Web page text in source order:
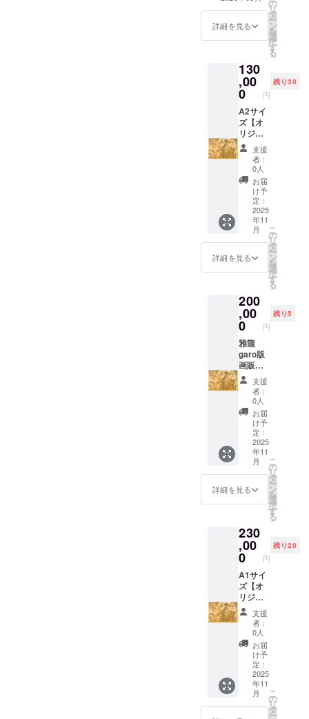
時間程
度） ・
話、も
のづく
りの相
談など
自由に
交流 ・
あなた
だけの
直筆ミ
ニ作品
or 名入
れアー
トグッ
ズをそ
の場で
プレゼ
ント ・
記念撮
OK（希
望者の
み） ・
家族や
仲間と
の参加
も
OK（最
大3名ま
で） ※
ご負担
いただ
く費用
につい
て ・交
通費：
支援者
様ご自
費(公共
交通機
関）を
ご負担
いただ
きま
す。 ・
お食事
代：当
日同席
される
お食事
（ラン
チまた
はカ
フェ
等）の
展開を応援いた
だける企業・個
人さま向けの特
パリ（ルーブル
美術館）や ドバ
イなど、世界へ
日本のアートを
届ける活動資金
として活用いた
します。 特典内
容： ・ルーブル
美術館（パリ）
およびドバイ展
示にて、企業ロ
ゴ or お名前をパ
ネル掲出（A4サ
イズに5枠予定）
※掲出場所やデ
ザインは会場規
定に準じます ・
活動報告書
「グローバルス
ポンサー」とし
示終了後、限定
デザインの記念
品 （ポストカー
ドやアクリル作
品など）を贈呈
※ロゴ・紹介文な
どはデータ入稿
いただきます ※
個人の方は、
ニックネームや
匿名での掲載も
可能です
詳細を見る
の
リ
タ
ー
ン
を
選
択
す
る
130
,00
0 円
残り30
A2サイ
ズ【オ
リジナ
ルデザ
イン
レー
ザー彫
刻 】 月
夜見(ツ
クヨミ)
をデザ
インし
た MDF
レー
ザー彫
刻作品
しま
す。
（商品
の説
明） ・
数量：1
点 ・サ
イズ：
594×42
0mm・
MDF5.5
ｍｍ
支援
者：
0人
お届
け予
定：
2025
年11
月
詳細を見る
こ
の
リ
タ
ー
ン
を
選
択
す
る
200
,00
0 円
残り5
雅龍
garo版
画販売
権利(販
売価格
20％)+
A2版画
・詳
細：雅
龍garo
レー
ザー彫
刻作品
(版画50
枚)の販
提供方
法：A2
サイズ
レー
ザー彫
刻版画
提供 ・
注意事
項：指
定デザ
インの
みの版
画販売
許可権
利にな
りま
す。 ※
支援
者：
0人
お届
け予
定：
2025
年11
月
詳細を見る
こ
の
リ
タ
ー
ン
を
選
択
す
る
230
,00
0 円
残り20
A1サイ
ズ【オ
リジナ
ルデザ
イン
レー
ザー彫
刻 】 月
夜見(ツ
クヨミ)
をデザ
インし
た MDF
支援
者：
0人
お届
け予
定：
2025
年11
月
こ
の
リ
タ
ー